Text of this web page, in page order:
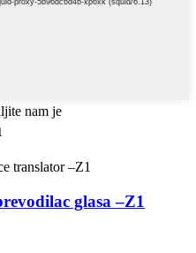
nam je
glasa –Z1